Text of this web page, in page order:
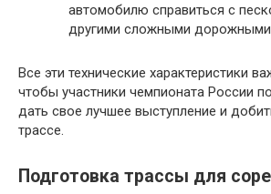
автомобилю справиться с
другими сложными
Все эти технические характеристики
чтобы участники чемпионата России
дать свое лучшее выступление и
трассе.
Подготовка трассы для